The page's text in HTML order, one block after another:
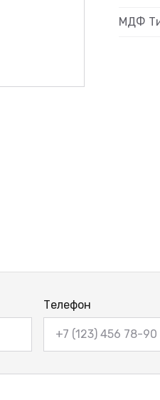
МДФ
Телефон